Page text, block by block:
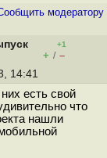
модератору
+1
+ / –
14:41
есть свой
что
нашли